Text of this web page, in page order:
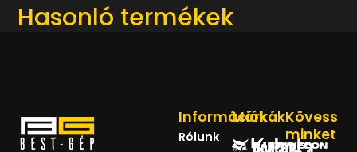
Hasonló termékek
Információk
Rólunk
MárkákKövess
minket